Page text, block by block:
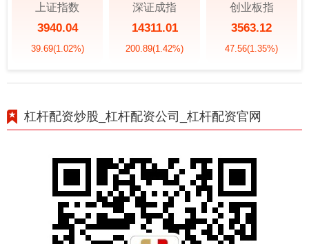
上证指数
3940.04
39.69(1.02%)
深证成指
14311.01
200.89(1.42%)
创业板指
3563.12
47.56(1.35%)
杠杆配资炒股_杠杆配资公司_杠杆配资官网